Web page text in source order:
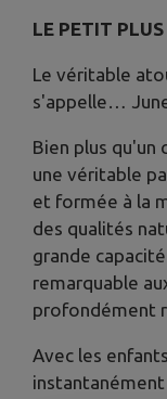
LE PETIT
Le véritable
s'appelle…
Bien plus qu'un
une véritable
et formée à la
des qualités
grande
remarquable
profondément
Avec les
instantanément